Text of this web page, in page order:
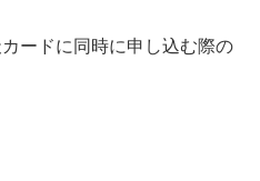
ードに同時に申し込む際の